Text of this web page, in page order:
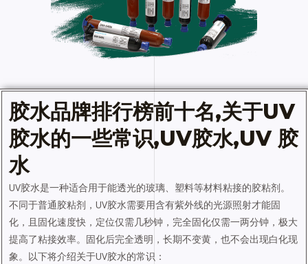
胶水品牌排行榜前十名,关于UV
胶水的一些常识,UV胶水,UV 胶
水
UV胶水是一种适合用于能透光的玻璃、塑料等材料粘接的胶粘剂。
不同于普通胶粘剂，UV胶水需要用含有紫外线的光源照射才能固
化，且固化速度快，定位仅需几秒钟，完全固化仅需一两分钟，极大
提高了粘接效率。固化后完全透明，长期不变黄，也不会出现白化现
象。以下将介绍关于UV胶水的常识：